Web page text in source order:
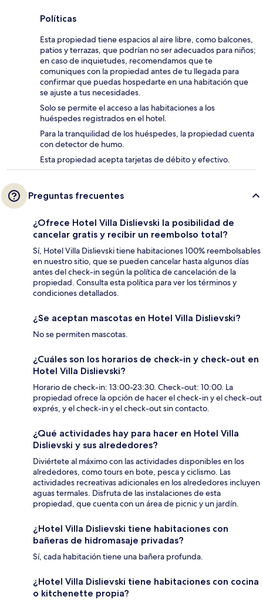
Políticas
Esta propiedad tiene espacios al aire libre, como balcones,
patios y terrazas, que podrían no ser adecuados para niños;
en caso de inquietudes, recomendamos que te
comuniques con la propiedad antes de tu llegada para
confirmar que puedas hospedarte en una habitación que
se ajuste a tus necesidades.
Solo se permite el acceso a las habitaciones a los
huéspedes registrados en el hotel.
Para la tranquilidad de los huéspedes, la propiedad cuenta
con detector de humo.
Esta propiedad acepta tarjetas de débito y efectivo.
Preguntas frecuentes
¿Ofrece Hotel Villa Dislievski la posibilidad de
cancelar gratis y recibir un reembolso total?
Sí, Hotel Villa Dislievski tiene habitaciones 100% reembolsables
en nuestro sitio, que se pueden cancelar hasta algunos días
antes del check-in según la política de cancelación de la
propiedad. Consulta esta política para ver los términos y
condiciones detallados.
¿Se aceptan mascotas en Hotel Villa Dislievski?
No se permiten mascotas.
¿Cuáles son los horarios de check-in y check-out en
Hotel Villa Dislievski?
Horario de check-in: 13:00-23:30. Check-out: 10:00. La
propiedad ofrece la opción de hacer el check-in y el check-out
exprés, y el check-in y el check-out sin contacto.
¿Qué actividades hay para hacer en Hotel Villa
Dislievski y sus alrededores?
Diviértete al máximo con las actividades disponibles en los
alrededores, como tours en bote, pesca y ciclismo. Las
actividades recreativas adicionales en los alrededores incluyen
aguas termales. Disfruta de las instalaciones de esta
propiedad, que cuenta con un área de picnic y un jardín.
¿Hotel Villa Dislievski tiene habitaciones con
bañeras de hidromasaje privadas?
Sí, cada habitación tiene una bañera profunda.
¿Hotel Villa Dislievski tiene habitaciones con cocina
o kitchenette propia?